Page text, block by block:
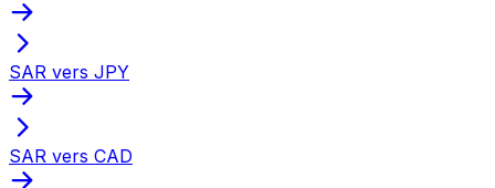
SAR vers JPY
SAR vers CAD